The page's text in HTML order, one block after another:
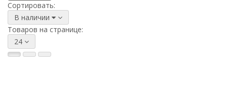
Сортировать:
В наличии
Товаров на странице:
24